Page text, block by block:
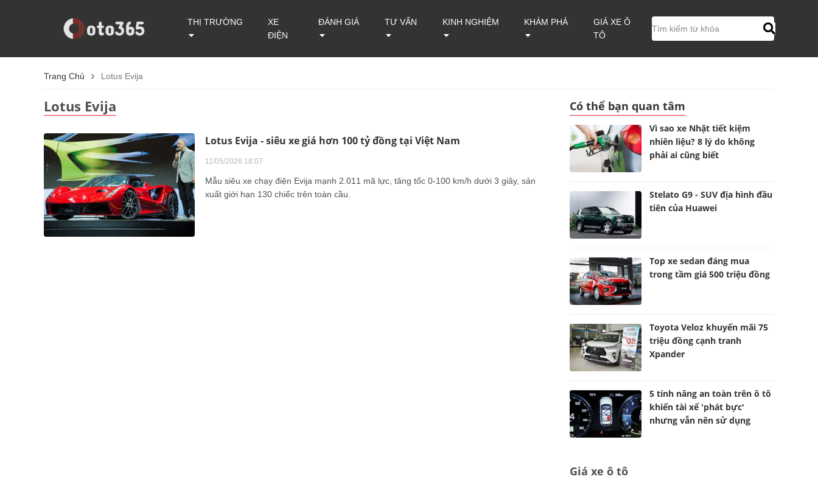
THỊ TRƯỜNG
XE
ĐIỆN
ĐÁNH GIÁ TƯ VẤN KINH NGHIỆM KHÁM PHÁ
GIÁ XE Ô
TÔ
Trang Chủ Lotus Evija
Lotus Evija
Lotus Evija - siêu xe giá hơn 100 tỷ đồng tại Việt Nam
11/05/2026 18:07
Mẫu siêu xe chạy điện Evija mạnh 2.011 mã lực, tăng tốc 0-100 km/h dưới 3 giây, sản
xuất giới hạn 130 chiếc trên toàn cầu.
Có thể bạn quan tâm
Vì sao xe Nhật tiết kiệm
nhiên liệu? 8 lý do không
phải ai cũng biết
Stelato G9 - SUV địa hình đầu
tiên của Huawei
Top xe sedan đáng mua
trong tầm giá 500 triệu đồng
Toyota Veloz khuyến mãi 75
triệu đồng cạnh tranh
Xpander
5 tính năng an toàn trên ô tô
khiến tài xế 'phát bực'
nhưng vẫn nên sử dụng
Giá xe ô tô